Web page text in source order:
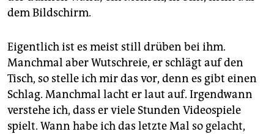
dem Bildschirm.
Eigentlich ist es meist still drüben bei ihm.
Manchmal aber Wutschreie, er schlägt auf den
Tisch, so stelle ich mir das vor, denn es gibt einen
Schlag. Manchmal lacht er laut auf. Irgendwann
verstehe ich, dass er viele Stunden Videospiele
spielt. Wann habe ich das letzte Mal so gelacht,